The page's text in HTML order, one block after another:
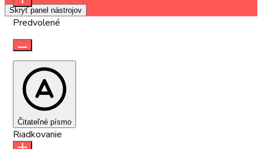
Skryť panel nástrojov
Predvolené
Čitateľné písmo
Riadkovanie